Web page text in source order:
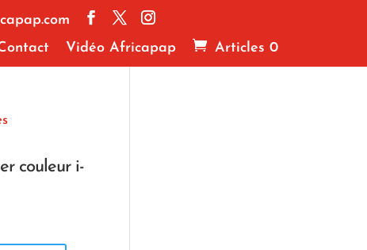
Vidéo Africapap Articles 0
couleur i-